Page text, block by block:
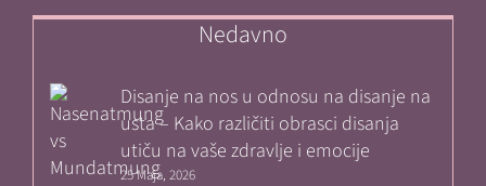
Nedavno
Disanje na nos u odnosu na disanje na
usta – Kako različiti obrasci disanja
utiču na vaše zdravlje i emocije
25 Maja, 2026